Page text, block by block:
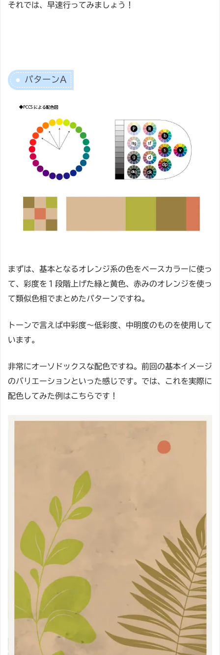
それでは、早速行ってみましょう！
パターンA
まずは、基本となるオレンジ系の色をベースカラーに使っ
て、彩度を１段階上げた緑と黄色、赤みのオレンジを使っ
て類似色相でまとめたパターンですね。
トーンで言えば中彩度～低彩度、中明度のものを使用して
います。
非常にオーソドックスな配色ですね。前回の基本イメージ
のバリエーションといった感じです。では、これを実際に
配色してみた例はこちらです！